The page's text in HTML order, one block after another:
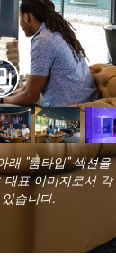
래 "룸타입" 섹션을
표 이미지로서
습니다.